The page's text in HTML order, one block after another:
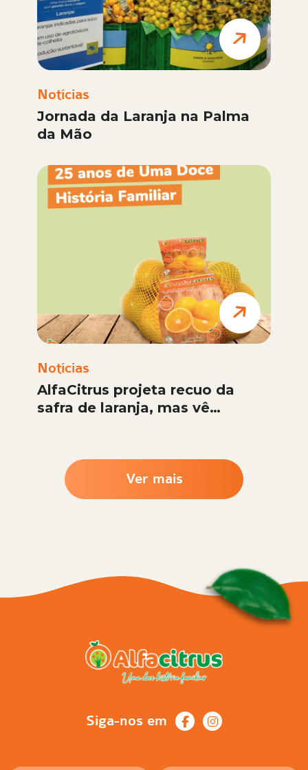
Notícias
Jornada da Laranja na Palma
da Mão
Notícias
AlfaCitrus projeta recuo da
safra de laranja, mas vê
Ver mais
Siga-nos em